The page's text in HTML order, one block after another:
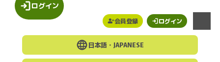
会員登録 ログイン
メニュー
ログイン
日本語・ JAPANESE